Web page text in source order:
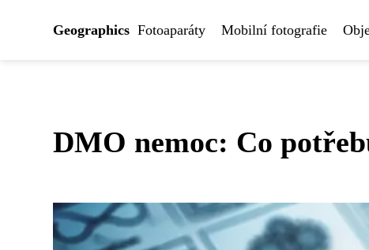
Geographics Fotoaparáty Mobilní fotografie
DMO nemoc: Co